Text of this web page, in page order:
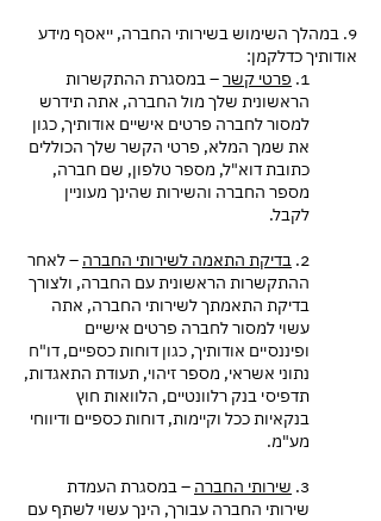
9. במהלך השימוש בשירותי החברה, ייאסף מידע
אודותיך כדלקמן:
1. פרטי קשר– במסגרת ההתקשרות
הראשונית שלך מול החברה, אתה תידרש
למסור לחברה פרטים אישיים אודותיך, כגון
את שמך המלא, פרטי הקשר שלך הכוללים
כתובת דוא"ל, מספר טלפון, שם חברה,
מספר החברה והשירות שהינך מעוניין
לקבל.
2. בדיקת התאמה לשירותי החברה – לאחר
ההתקשרות הראשונית עם החברה, ולצורך
בדיקת התאמתך לשירותי החברה, אתה
עשוי למסור לחברה פרטים אישיים
ופיננסיים אודותיך, כגון דוחות כספיים, דו"ח
נתוני אשראי, מספר זיהוי, תעודת התאגדות,
תדפיסי בנק רלוונטיים, הלוואות חוץ
בנקאיות ככל וקיימות, דוחות כספיים ודיווחי
מע"מ.
3. שירותי החברה – במסגרת העמדת
שירותי החברה עבורך, הינך עשוי לשתף עם